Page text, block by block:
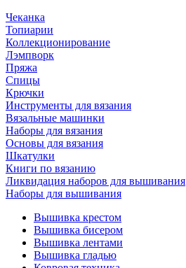
Чеканка
Топиарии
Коллекционирование
Лэмпворк
Пряжа
Спицы
Крючки
Инструменты для вязания
Вязальные машинки
Наборы для вязания
Основы для вязания
Шкатулки
Книги по вязанию
Ликвидация наборов для вышивания
Наборы для вышивания
Вышивка крестом
Вышивка бисером
Вышивка лентами
Вышивка гладью